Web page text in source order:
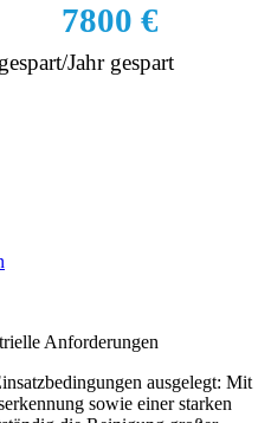
7800 €
/Jahr gespart
Anforderungen
ausgelegt: Mit
sowie einer starken